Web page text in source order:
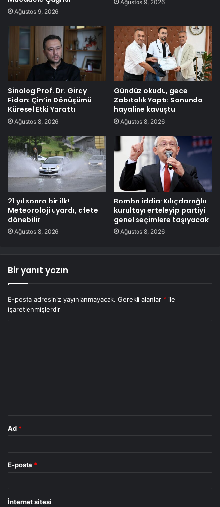
Ağustos 9, 2026
Ağustos 9, 2026
Sinolog Prof. Dr. Giray
Fidan: Çin’in Dönüşümü
Küresel Etki Yarattı
Ağustos 8, 2026
Gündüz okudu, gece
Zabıtalık Yaptı: Sonunda
hayaline kavuştu
Ağustos 8, 2026
21 yıl sonra bir ilk!
Meteoroloji uyardı, afete
dönebilir
Ağustos 8, 2026
Bomba iddia: Kılıçdaroğlu
kurultayı erteleyip partiyi
genel seçimlere taşıyacak
Ağustos 8, 2026
Bir yanıt yazın
E-posta adresiniz yayınlanmayacak. Gerekli alanlar * ile
işaretlenmişlerdir
Ad *
E-posta *
İnternet sitesi